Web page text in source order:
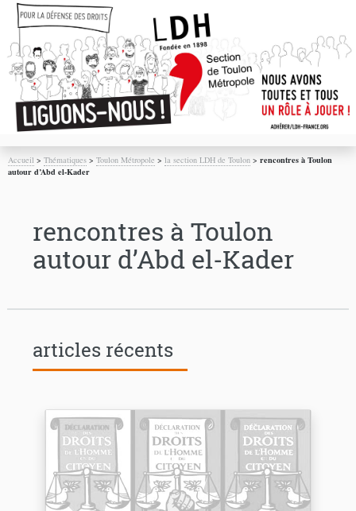
Accueil >Thématiques >Toulon Métropole >la section LDH de Toulon >rencontres à Toulon
autour d’Abd el-Kader
rencontres à Toulon
autour d’Abd el-Kader
articles récents